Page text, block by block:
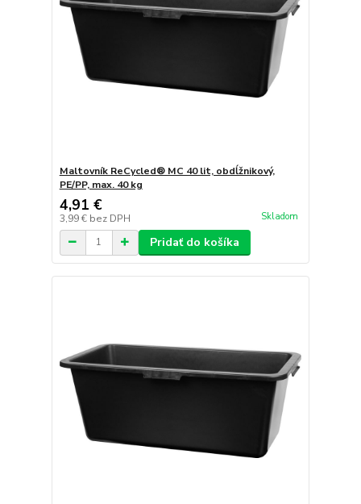
Maltovník ReCycled® MC 40 lit, obdĺžnikový,
PE/PP, max. 40 kg
4,91 €
3,99 € bez DPH Skladom
Pridať do košíka